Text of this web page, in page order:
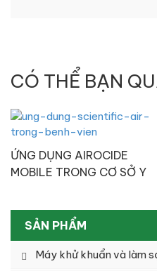
CÓ THỂ BẠN
ỨNG DỤNG AIROCIDE
MOBILE TRONG CƠ SỞ Y
SẢN PHẨM
Máy khử khuẩn và làm